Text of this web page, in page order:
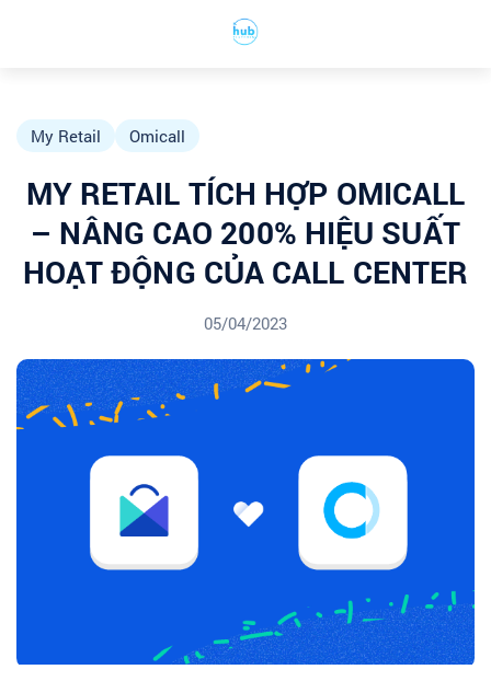
My Retail Omicall
MY RETAIL TÍCH HỢP OMICALL
– NÂNG CAO 200% HIỆU SUẤT
HOẠT ĐỘNG CỦA CALL CENTER
05/04/2023